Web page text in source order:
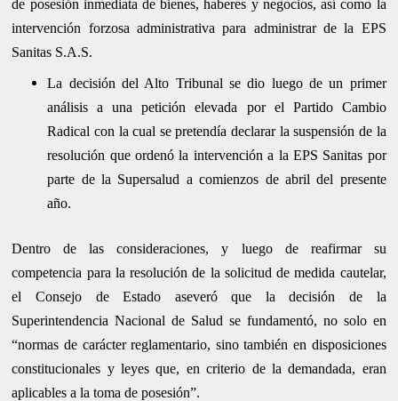
de posesión inmediata de bienes, haberes y negocios, así como la
intervención forzosa administrativa para administrar de la EPS
Sanitas S.A.S.
La decisión del Alto Tribunal se dio luego de un primer
análisis a una petición elevada por el Partido Cambio
Radical con la cual se pretendía declarar la suspensión de la
resolución que ordenó la intervención a la EPS Sanitas por
parte de la Supersalud a comienzos de abril del presente
año.
Dentro de las consideraciones, y luego de reafirmar su
competencia para la resolución de la solicitud de medida cautelar,
el Consejo de Estado aseveró que la decisión de la
Superintendencia Nacional de Salud se fundamentó, no solo en
“normas de carácter reglamentario, sino también en disposiciones
constitucionales y leyes que, en criterio de la demandada, eran
aplicables a la toma de posesión”.